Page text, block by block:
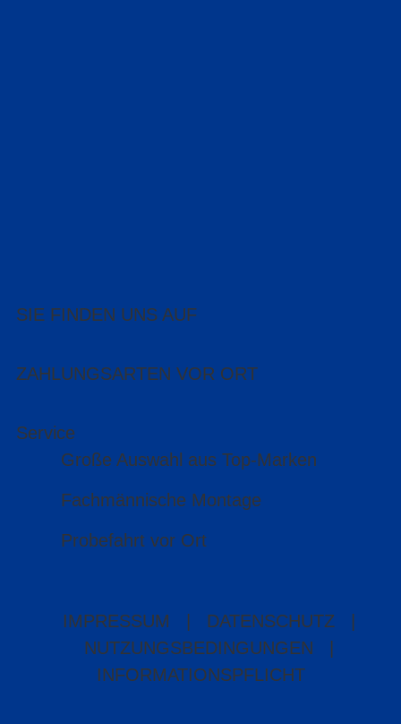
SIE FINDEN UNS AUF
ZAHLUNGSARTEN VOR ORT
Service
Große Auswahl aus Top-Marken
Fachmännische Montage
Probefahrt vor Ort
IMPRESSUM DATENSCHUTZ
NUTZUNGSBEDINGUNGEN
INFORMATIONSPFLICHT